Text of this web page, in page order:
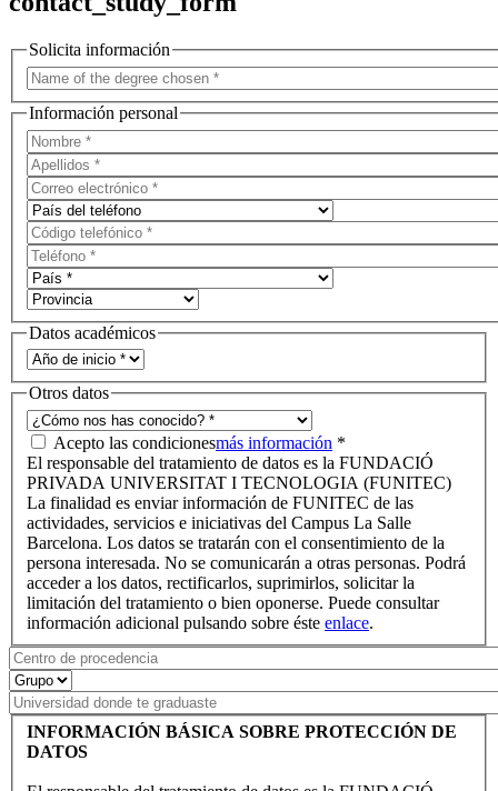
Solicita información
Información personal
Datos académicos
Otros datos
Acepto las condicionesmás información *
El responsable del tratamiento de datos es la FUNDACIÓ
PRIVADA UNIVERSITAT I TECNOLOGIA (FUNITEC)
La finalidad es enviar información de FUNITEC de las
actividades, servicios e iniciativas del Campus La Salle
Barcelona. Los datos se tratarán con el consentimiento de la
persona interesada. No se comunicarán a otras personas. Podrá
acceder a los datos, rectificarlos, suprimirlos, solicitar la
limitación del tratamiento o bien oponerse. Puede consultar
información adicional pulsando sobre éste enlace.
INFORMACIÓN BÁSICA SOBRE PROTECCIÓN DE
DATOS